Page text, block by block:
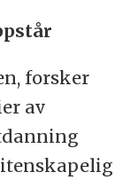
forsker
av